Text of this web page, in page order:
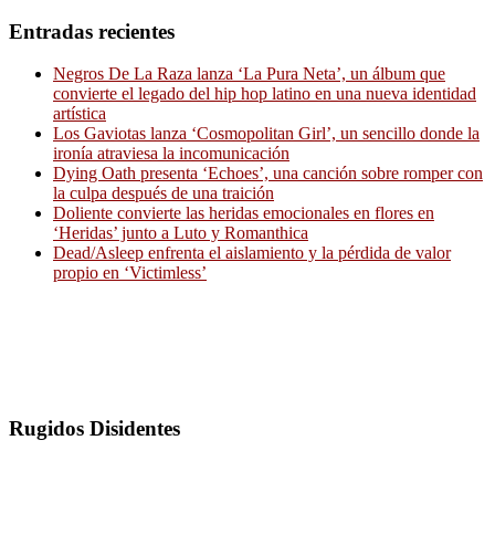
Entradas recientes
Negros De La Raza lanza ‘La Pura Neta’, un álbum que
convierte el legado del hip hop latino en una nueva identidad
artística
Los Gaviotas lanza ‘Cosmopolitan Girl’, un sencillo donde la
ironía atraviesa la incomunicación
Dying Oath presenta ‘Echoes’, una canción sobre romper con
la culpa después de una traición
Doliente convierte las heridas emocionales en flores en
‘Heridas’ junto a Luto y Romanthica
Dead/Asleep enfrenta el aislamiento y la pérdida de valor
propio en ‘Victimless’
Rugidos Disidentes